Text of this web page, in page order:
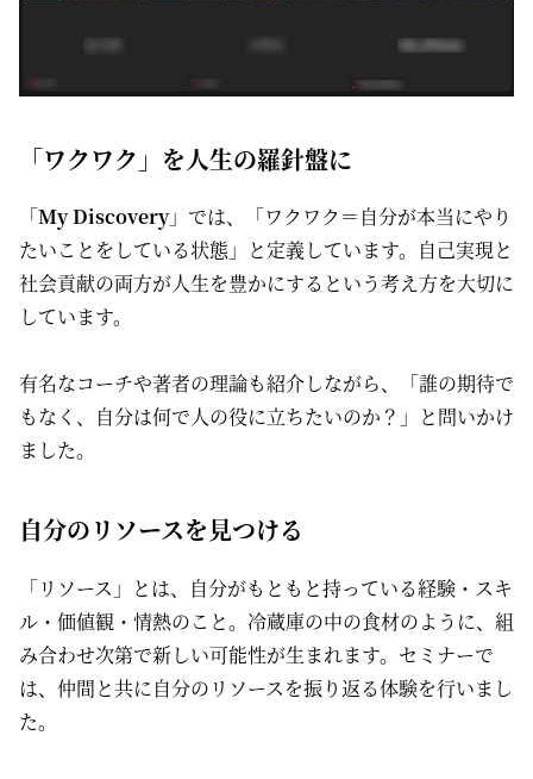
「ワクワク」を人生の羅針盤に
「My Discovery」では、「ワクワク＝自分が本当にやり
たいことをしている状態」と定義しています。自己実現と
社会貢献の両方が人生を豊かにするという考え方を大切に
しています。
有名なコーチや著者の理論も紹介しながら、「誰の期待で
もなく、自分は何で人の役に立ちたいのか？」と問いかけ
ました。
自分のリソースを見つける
「リソース」とは、自分がもともと持っている経験・スキ
ル・価値観・情熱のこと。冷蔵庫の中の食材のように、組
み合わせ次第で新しい可能性が生まれます。セミナーで
は、仲間と共に自分のリソースを振り返る体験を行いまし
た。